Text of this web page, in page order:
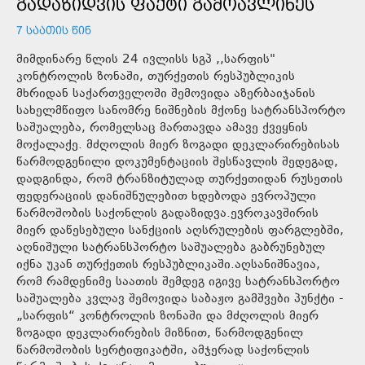
ᲒᲐᲓᲐᲖᲘᲓᲕᲘᲡ ᲤᲐᲥᲢᲘ ᲒᲐᲛᲝᲐᲕᲚᲘᲜᲔᲡ
7 ᲡᲐᲐᲗᲘᲡ ᲬᲘᲜ
მიმდინარე წლის 24 ივლისს სგპ ,,სარფის"
კონტროლის ზონაში, თურქეთის რესპუბლიკის
მხრიდან საქართველოში შემოვიდა აზერბაიჯანის
სახელმწიფო სანომრე ნიშნების მქონე სატრანსპორტო
საშუალება, რომელსაც მართავდა ამავე ქვეყნის
მოქალაქე. მძღოლის მიერ ზოგადი დეკლარირებისას
წარმოდგენილი დოკუმენტაციის შესწავლის შედეგად,
დადგინდა, რომ ტრანზიტულად თურქეთიდან რუსეთის
ფედერაციის დანიშნულებით ხდებოდა ევროპული
წარმოშობის საქონლის გადაზიდვა.ევროკავშირის
მიერ დაწესებული სანქციის აღსრულების ფარგლებში,
აღნიშული სატრანსპორტო საშუალება გაბრუნებულ
იქნა უკან თურქეთის რესპუბლიკაში.აღსანიშნავია,
რომ რამდენიმე საათის შემდეგ იგივე სატრანსპორტო
საშუალება კვლავ შემოვიდა საბაჟო გამშვები პუნქტი -
„სარფის“ კონტროლის ზონაში და მძღოლის მიერ
ზოგადი დეკლარირების მიზნით, წარმოდგენილ
წარმოშობის სერტიფიკატში, ამჯერად საქონლის